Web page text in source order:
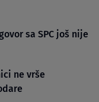
sa SPC još nije
ne vrše